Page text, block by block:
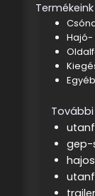
Termékeink
Hajó-
Egyéb
gep-